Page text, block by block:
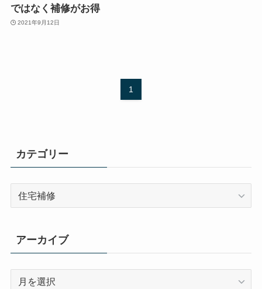
ではなく補修がお得
2021年9月12日
1
カテゴリー
リ
ー
アーカイブ